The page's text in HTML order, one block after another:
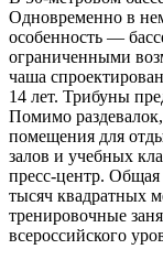
Одновременно в
особенность —
ограниченными
чаша
14 лет. Трибуны
Помимо
помещения для
залов и учебных
пресс-центр. Общая
тысяч квадратных
тренировочные
всероссийского